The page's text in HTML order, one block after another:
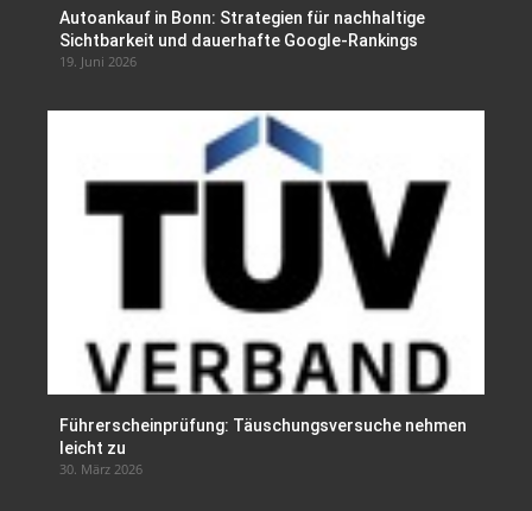
Autoankauf in Bonn: Strategien für nachhaltige
Sichtbarkeit und dauerhafte Google-Rankings
19. Juni 2026
Führerscheinprüfung: Täuschungsversuche nehmen
leicht zu
30. März 2026